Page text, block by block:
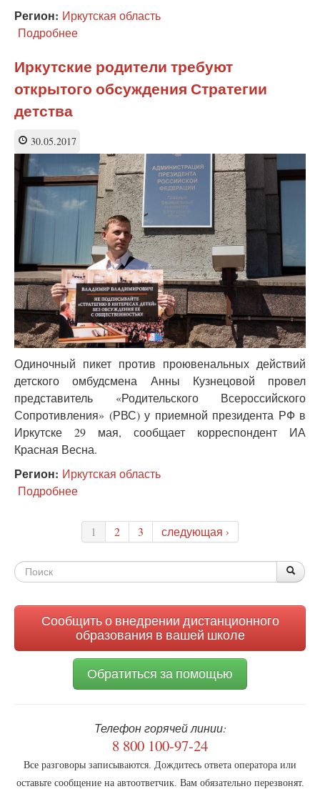
Регион: Иркутская область
Подробнее
Иркутска
выступили
против
Иркутские родители требуют
открытого обсуждения Стратегии
детства
30.05.2017
Одиночный пикет против проювенальных действий
детского омбудсмена Анны Кузнецовой провел
представитель «Родительского Всероссийского
Сопротивления» (РВС) у приемной президента РФ в
Иркутске 29 мая, сообщает корреспондент ИА
Красная Весна.
Регион: Иркутская область
Подробнее
родители
требуют
открытого
обсуждения
1 2 3 следующая ›
Форма
Сообщить о внедрении дистанционного
образования в вашей школе
Обратиться за помощью
Телефон горячей линии:
8 800 100-97-24
Все разговоры записываются. Дождитесь ответа оператора или
оставьте сообщение на автоответчик. Вам обязательно перезвонят.